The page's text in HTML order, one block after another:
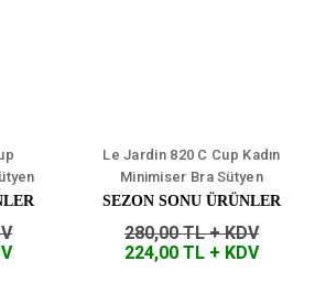
Le Jardin 820 C Cup Kadın
Minimiser Bra Sütyen
SEZON SONU ÜRÜNLER
280,00 TL + KDV
224,00 TL + KDV